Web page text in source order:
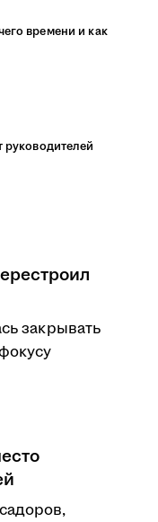
времени и как
руководителей
закрывать